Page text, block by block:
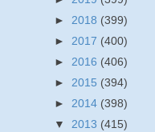
► 2018 (399)
► 2017 (400)
► 2016 (406)
► 2015 (394)
► 2014 (398)
▼ 2013 (415)